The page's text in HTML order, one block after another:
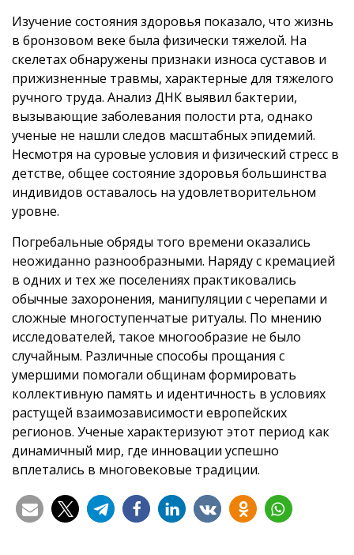
Изучение состояния здоровья показало, что жизнь
в бронзовом веке была физически тяжелой. На
скелетах обнаружены признаки износа суставов и
прижизненные травмы, характерные для тяжелого
ручного труда. Анализ ДНК выявил бактерии,
вызывающие заболевания полости рта, однако
ученые не нашли следов масштабных эпидемий.
Несмотря на суровые условия и физический стресс в
детстве, общее состояние здоровья большинства
индивидов оставалось на удовлетворительном
уровне.
Погребальные обряды того времени оказались
неожиданно разнообразными. Наряду с кремацией
в одних и тех же поселениях практиковались
обычные захоронения, манипуляции с черепами и
сложные многоступенчатые ритуалы. По мнению
исследователей, такое многообразие не было
случайным. Различные способы прощания с
умершими помогали общинам формировать
коллективную память и идентичность в условиях
растущей взаимозависимости европейских
регионов. Ученые характеризуют этот период как
динамичный мир, где инновации успешно
вплетались в многовековые традиции.